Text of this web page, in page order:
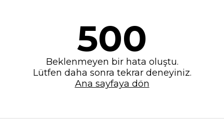
500
Beklenmeyen bir hata oluştu.
Lütfen daha sonra tekrar deneyiniz.
Ana sayfaya dön